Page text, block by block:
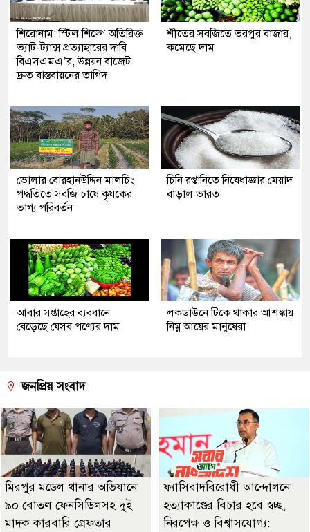
শিরোনাম: স্টিল শিল্পে অতিরিক্ত
ভ্যাট-ট্যাক্স প্রত্যাহারের দাবি
বিএসএমএ’র, উন্নয়ন বাজেট
দ্রুত বাস্তবায়নের তাগিদ
শীতের সবজিতে ভরপুর বাজার,
কমেছে দাম
ভোলার বোরহানউদ্দিন মালচিং
পদ্ধতিতে সবজি চাষে কৃষকের
ভাগ্য পরিবর্তন
চিনি রপ্তানিতে নিষেধাজ্ঞার মেয়াদ
বাড়াল ভারত
আবার সপ্তাহের ব্যবধানে
বেড়েছে যেসব পণ্যের দাম
লকডাউনে টিকে থাকার আশঙ্কায়
নিম্ন আয়ের মানুষেরা
জনপ্রিয় সংবাদ
মিরপুর মডেল থানার অভিযানে
৯০ বোতল ফেনসিডিলসহ দুই
মাদক কারবারি গ্রেফতার
ফ্যাসিবাদবিরোধী আন্দোলনে
হত্যাকাণ্ডের বিচার হবে স্বচ্ছ,
নিরপেক্ষ ও বিশ্বাসযোগ্য: